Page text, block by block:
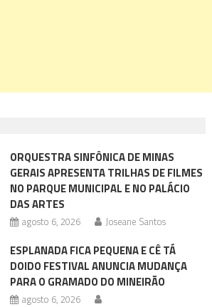
ORQUESTRA SINFÔNICA DE MINAS
GERAIS APRESENTA TRILHAS DE FILMES
NO PARQUE MUNICIPAL E NO PALÁCIO
DAS ARTES
agosto 6, 2026 Joseane Santos
ESPLANADA FICA PEQUENA E CÊ TÁ
DOIDO FESTIVAL ANUNCIA MUDANÇA
PARA O GRAMADO DO MINEIRÃO
agosto 6, 2026